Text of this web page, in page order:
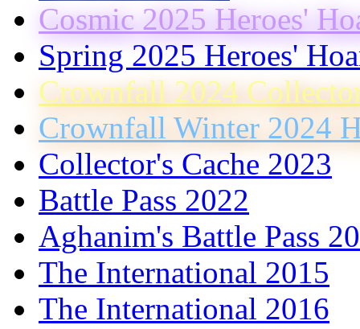
Cosmic 2025 Heroes'
Spring 2025 Heroes'
Crownfall 2024
Crownfall Winter 2024
Collector's Cache 2023
Battle Pass 2022
Aghanim's Battle Pass
The International 2015
The International 2016